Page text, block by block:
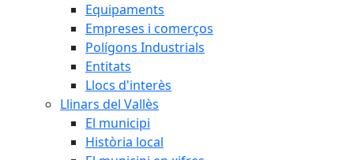
Equipaments
Empreses i comerços
Polígons Industrials
Entitats
Llocs d'interès
Llinars del Vallès
El municipi
Història local